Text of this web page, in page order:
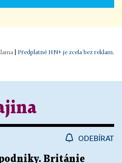
| Předplatné HN+ je zcela bez reklam.
ODEBÍRAT
Británie